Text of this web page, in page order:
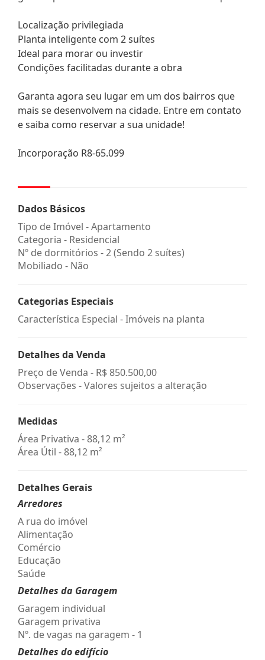
Localização privilegiada
Planta inteligente com 2 suítes
Ideal para morar ou investir
Condições facilitadas durante a obra
Garanta agora seu lugar em um dos bairros que
mais se desenvolvem na cidade. Entre em contato
e saiba como reservar a sua unidade!
Incorporação R8-65.099
Dados Básicos
Tipo de Imóvel - Apartamento
Categoria - Residencial
Nº de dormitórios - 2 (Sendo 2 suítes)
Mobiliado - Não
Categorias Especiais
Característica Especial - Imóveis na planta
Detalhes da Venda
Preço de Venda - R$ 850.500,00
Observações - Valores sujeitos a alteração
Medidas
Área Privativa - 88,12 m²
Área Útil - 88,12 m²
Detalhes Gerais
Arredores
A rua do imóvel
Alimentação
Comércio
Educação
Saúde
Detalhes da Garagem
Garagem individual
Garagem privativa
Nº. de vagas na garagem - 1
Detalhes do edifício